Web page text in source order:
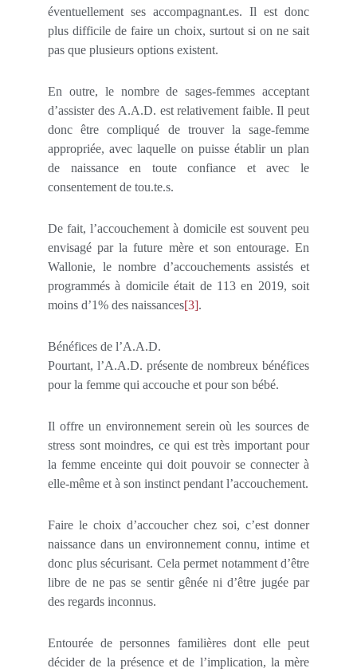
éventuellement ses accompagnant.es. Il est donc
plus difficile de faire un choix, surtout si on ne sait
pas que plusieurs options existent.
En outre, le nombre de sages-femmes acceptant
d’assister des A.A.D. est relativement faible. Il peut
donc être compliqué de trouver la sage-femme
appropriée, avec laquelle on puisse établir un plan
de naissance en toute confiance et avec le
consentement de tou.te.s.
De fait, l’accouchement à domicile est souvent peu
envisagé par la future mère et son entourage. En
Wallonie, le nombre d’accouchements assistés et
programmés à domicile était de 113 en 2019, soit
moins d’1% des naissances[3].
Bénéfices de l’A.A.D.
Pourtant, l’A.A.D. présente de nombreux bénéfices
pour la femme qui accouche et pour son bébé.
Il offre un environnement serein où les sources de
stress sont moindres, ce qui est très important pour
la femme enceinte qui doit pouvoir se connecter à
elle-même et à son instinct pendant l’accouchement.
Faire le choix d’accoucher chez soi, c’est donner
naissance dans un environnement connu, intime et
donc plus sécurisant. Cela permet notamment d’être
libre de ne pas se sentir gênée ni d’être jugée par
des regards inconnus.
Entourée de personnes familières dont elle peut
décider de la présence et de l’implication, la mère